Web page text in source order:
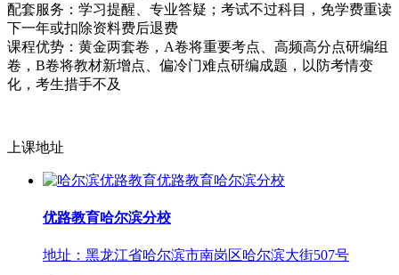
配套服务：学习提醒、专业答疑；考试不过科目，免学费重读
下一年或扣除资料费后退费
课程优势：黄金两套卷，A卷将重要考点、高频高分点研编组
卷，B卷将教材新增点、偏冷门难点研编成题，以防考情变
化，考生措手不及
上课地址
优路教育哈尔滨分校
地址：黑龙江省哈尔滨市南岗区哈尔滨大街507号